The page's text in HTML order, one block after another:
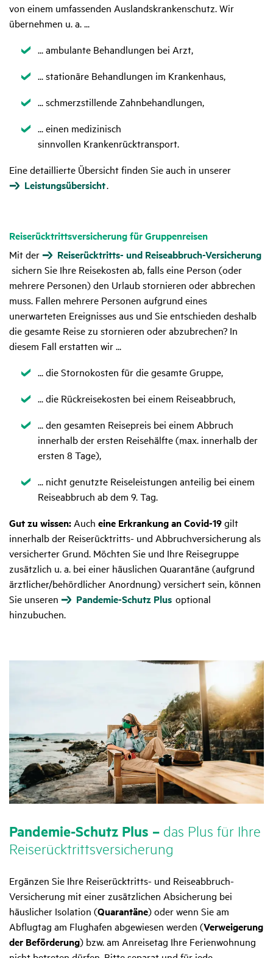
von einem umfassenden Auslandskrankenschutz. Wir
übernehmen u. a. ...
Zutreffend
... ambulante Behandlungen bei Arzt,
Zutreffend
... stationäre Behandlungen im Krankenhaus,
Zutreffend
... schmerzstillende Zahnbehandlungen,
Zutreffend
... einen medizinisch
sinnvollen Krankenrücktransport.
Eine detaillierte Übersicht finden Sie auch in unserer
Leistungsübersicht.
Reise­rück­tritts­ver­si­che­rung für Grup­pen­reisen
Mit der Reiserücktritts- und Reiseabbruch-Versicherung
sichern Sie Ihre Reisekosten ab, falls eine Person (oder
mehrere Personen) den Urlaub stornieren oder abbrechen
muss. Fallen mehrere Personen aufgrund eines
unerwarteten Ereignisses aus und Sie entschieden deshalb
die gesamte Reise zu stornieren oder abzubrechen? In
diesem Fall erstatten wir ...
Zutreffend
... die Stornokosten für die gesamte Gruppe,
Zutreffend
... die Rückreisekosten bei einem Reiseabbruch,
Zutreffend
... den gesamten Reisepreis bei einem Abbruch
innerhalb der ersten Reisehälfte (max. innerhalb der
ersten 8 Tage),
Zutreffend
... nicht genutzte Reiseleistungen anteilig bei einem
Reiseabbruch ab dem 9. Tag.
Gut zu wissen: Auch eine Erkrankung an Covid-19gilt
innerhalb der Reiserücktritts- und Abbruchversicherung als
versicherter Grund. Möchten Sie und Ihre Reisegruppe
zusätzlich u. a. bei einer häuslichen Quarantäne (aufgrund
ärztlicher/behördlicher Anordnung) versichert sein, können
Sie unseren
Pandemie-Schutz Plus optional
hinzubuchen.
Pandemie-Schutz Plus – das Plus für Ihre
Reise­rück­tritts­ver­si­che­rung
Ergänzen Sie Ihre Reiserücktritts- und Reiseabbruch-
Versicherung mit einer zusätzlichen Absicherung bei
häuslicher Isolation (Quarantäne) oder wenn Sie am
Abflugtag am Flughafen abgewiesen werden (Verweigerung
der Beförderung) bzw. am Anreisetag Ihre Ferienwohnung